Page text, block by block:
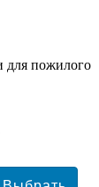
для пожилого